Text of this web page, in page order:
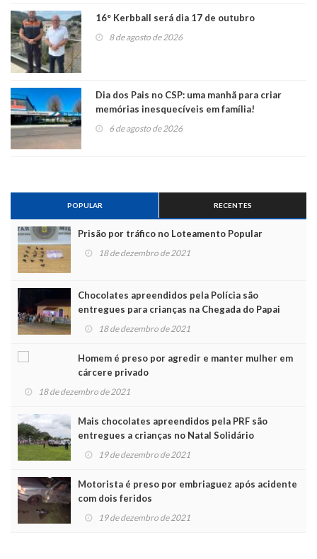
16° Kerbball será dia 17 de outubro
8 de agosto de 2026
Dia dos Pais no CSP: uma manhã para criar
memórias inesquecíveis em família!
6 de agosto de 2026
POPULAR RECENTES
Prisão por tráfico no Loteamento Popular
18 de dezembro de 2021
Chocolates apreendidos pela Polícia são
entregues para crianças na Chegada do Papai
Noel
18 de dezembro de 2021
Homem é preso por agredir e manter mulher em
cárcere privado
18 de dezembro de 2021
Mais chocolates apreendidos pela PRF são
entregues a crianças no Natal Solidário
19 de dezembro de 2021
Motorista é preso por embriaguez após acidente
com dois feridos
19 de dezembro de 2021